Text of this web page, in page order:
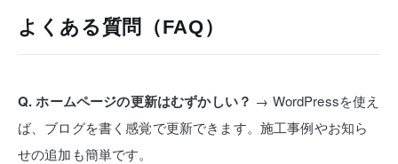
よくある質問（FAQ）
Q. ホームページの更新はむずかしい？ → WordPressを使え
ば、ブログを書く感覚で更新できます。施工事例やお知ら
せの追加も簡単です。